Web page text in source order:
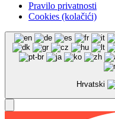
Pravilo privatnosti
Cookies (kolačići)
Hrvatski